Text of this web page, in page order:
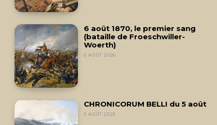
6 août 1870, le premier sang
(bataille de Froeschwiller-
Woerth)
6 AOÛT 2026
CHRONICORUM BELLI du 5 août
5 AOÛT 2026